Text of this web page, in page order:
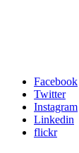
Facebook
Twitter
Instagram
Linkedin
flickr